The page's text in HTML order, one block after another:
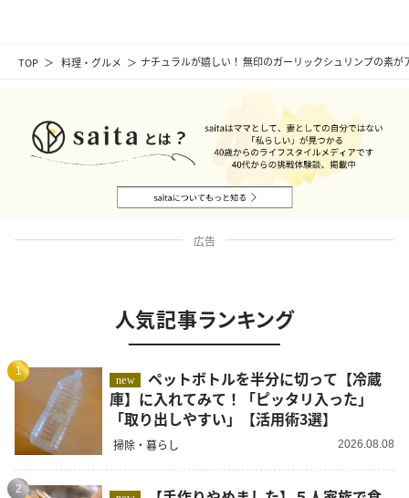
TOP 料理・グルメ ナチュラルが嬉しい！ 無印のガーリックシュリンプの素
広告
人気記事ランキング
1
new
ペットボトルを半分に切って【冷蔵
庫】に入れてみて！「ピッタリ入った」
「取り出しやすい」【活用術3選】
掃除・暮らし 2026.08.08
2